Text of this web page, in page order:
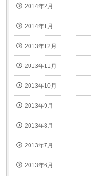
2014年2月
2014年1月
2013年12月
2013年11月
2013年10月
2013年9月
2013年8月
2013年7月
2013年6月